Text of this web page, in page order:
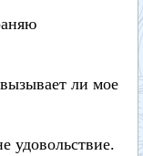
ли мое
удовольствие.